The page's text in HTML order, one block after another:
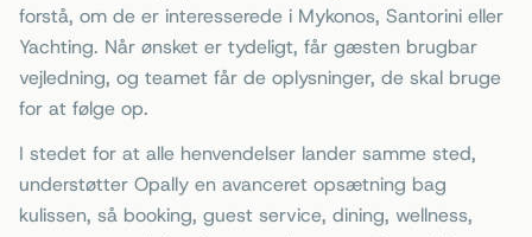
forstå, om de er interesserede i Mykonos, Santorini eller
Yachting. Når ønsket er tydeligt, får gæsten brugbar
vejledning, og teamet får de oplysninger, de skal bruge
for at følge op.
I stedet for at alle henvendelser lander samme sted,
understøtter Opally en avanceret opsætning bag
kulissen, så booking, guest service, dining, wellness,